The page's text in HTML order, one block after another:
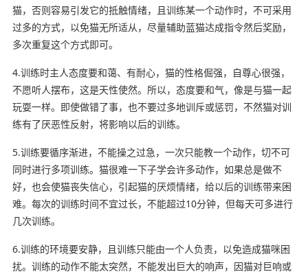
猫，否则容易引发它的抵触情绪，且训练某一个动作时，不可采用
过多的方式，以免猫无所适从，尽量辅助蓝猫达成指令然后奖励，
多次重复这个方式即可。
4.训练时主人态度要和蔼、有耐心，猫的性格倔强，自尊心很强，
不愿听人摆布，这是天性使然。所以，态度要和气，像是与猫一起
玩耍一样。即使做错了事，也不要过多地训斥或惩罚，不然猫对训
练有了厌恶性反射，将影响以后的训练。
5.训练要循序渐进，不能操之过急，一次只能教一个动作，切不可
同时进行多项训练。猫很难一下子学会许多动作，如果总是做不
好，也会使猫丧失信心，引起猫的厌烦情绪，给以后的训练带来困
难。每次的训练时间不宜过长，不能超过10分钟，但每天可多进行
几次训练。
6.训练的环境要安静，且训练只能由一个人负责，以免造成猫咪困
扰。训练的动作不能太突然，不能发出巨大的响声，因猫对巨响或